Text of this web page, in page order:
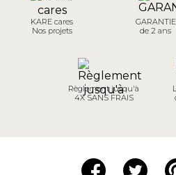
KARE cares
Nos projets
GARANTIE
de 2 ans
Règlement jusqu'à
4X SANS FRAIS